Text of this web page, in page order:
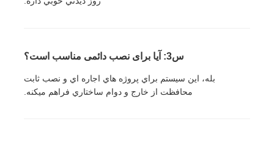
س3: آیا برای نصب دائمی مناسب است؟
بله، اين سيستم براي پروژه هاي اجاره اي و نصب ثابت
محافظت از خارج و دوام ساختاري فراهم ميکنه.